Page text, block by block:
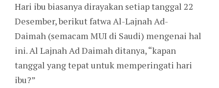
Hari ibu biasanya dirayakan setiap tanggal 22
Desember, berikut fatwa Al-Lajnah Ad-
Daimah (semacam MUI di Saudi) mengenai hal
ini. Al Lajnah Ad Daimah ditanya, “kapan
tanggal yang tepat untuk memperingati hari
ibu?”